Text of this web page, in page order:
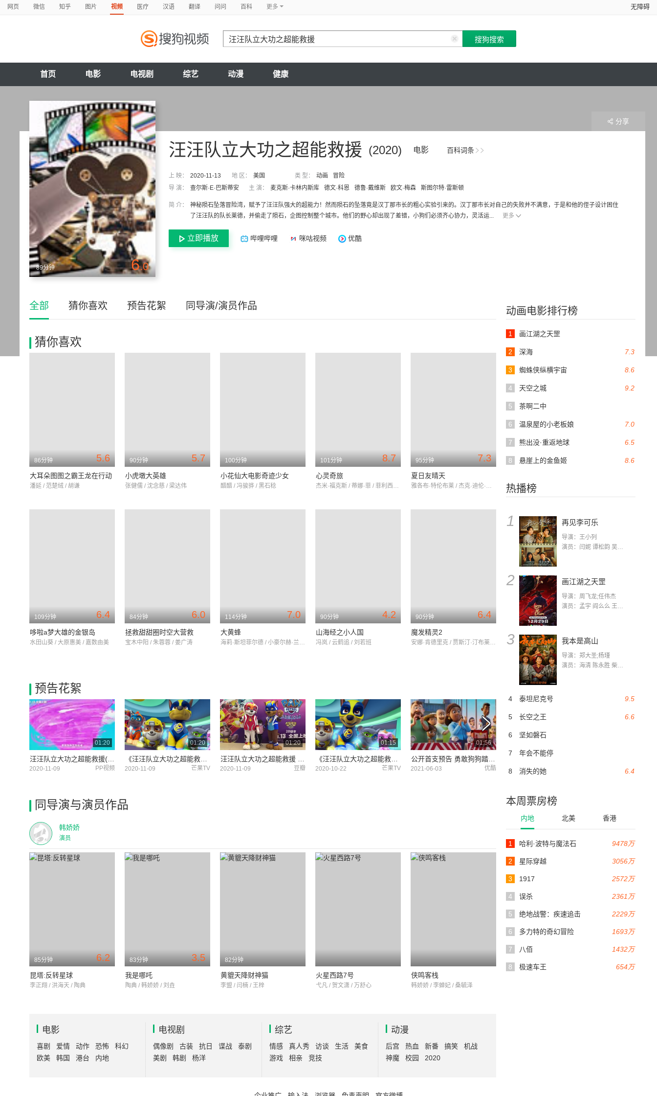
网页 微信 知乎 图片 视频 医疗 汉语 翻译 问问 百科 更多 无障碍
首页 电影 电视剧 综艺 动漫 健康
89分钟 6.0
百科词条
(2020) 电影
汪汪队立大功之超能救援
上 映： 2020-11-13 地 区： 美国 类 型： 动画
冒险
导 演：
查尔斯·E·巴斯蒂安 主 演： 麦克斯·卡林内斯库 德文·科恩 德鲁·戴维斯 欧文·梅森 斯图尔特·雷斯顿
简 介：
神秘陨石坠落冒险湾，赋予了汪汪队强大的超能力！然而陨石的坠落竟是汉丁那市长的粗心实验引来的。汉丁那市长对自己的失败并不满意，于是和他的侄子设计困住
了汪汪队的队长莱德，并偷走了陨石，企图控制整个城市。他们的野心却出现了差错，小狗们必须齐心协力，灵活运...
更多
立即播放 哔哩哔哩 咪咕视频 优酷
分享
动画电影排行榜
1 画江湖之天罡
7.3
2 深海
8.6
3 蜘蛛侠纵横宇宙
9.2
4 天空之城
5 茶啊二中
7.0
6 温泉屋的小老板娘
6.5
7 熊出没·重返地球
8.6
8 悬崖上的金鱼姬
热播榜
1 再见李可乐
导演：王小列
演员：闫妮 谭松韵 吴京 蒋龙 赵小棠 冯雷 李虎城 平安 小七 小可乐
2 画江湖之天罡
导演：周飞龙;任伟杰
演员：孟宇 阎么么 王凯 郭政建 阎萌萌 杨默 高枫 齐斯伽 刘芊含 马程
3 我本是高山
导演：郑大圣;杨瑾
演员：海清 陈永胜 柴烨 王玥婷 万国鹏 美朵达瓦 赵瑞婷 罗解艳 郭莉娜 潘家艳
9.5
4 泰坦尼克号
6.6
5 长空之王
6 坚如磐石
7 年会不能停
6.4
8 消失的她
本周票房榜
内地 北美 香港
9478万
1 哈利·波特与魔法石
3056万
2 星际穿越
2572万
3 1917
2361万
4 误杀
2229万
5 绝地战警：疾速追击
1693万
6 多力特的奇幻冒险
1432万
7 八佰
654万
8 极速车王
全部 猜你喜欢 预告花絮 同导演/演员作品
猜你喜欢
5.6
86分钟
大耳朵图图之霸王龙在行动
潘延 / 范楚绒 / 胡谦
5.7
90分钟
小虎墩大英雄
张健儒 / 沈念慈 / 梁达伟
100分钟
小花仙大电影奇迹少女
醋醋 / 冯骏骅 / 黑石稔
8.7
101分钟
心灵奇旅
杰米·福克斯 / 蒂娜·菲 / 菲利西亚·拉斯海德
7.3
95分钟
夏日友晴天
雅各布·特伦布莱 / 杰克·迪伦·格雷泽 / 艾玛·伯曼
6.4
109分钟
哆啦a梦大雄的金银岛
水田山葵 / 大原惠美 / 嘉数由美
6.0
84分钟
拯救甜甜圈时空大营救
宝木中阳 / 朱蓉蓉 / 姜广涛
7.0
114分钟
大黄蜂
海莉·斯坦菲尔德 / 小豪尔赫·兰登伯格 / 约翰·塞纳
4.2
90分钟
山海经之小人国
冯岚 / 云鹤追 / 刘若班
6.4
90分钟
魔发精灵2
安娜·肯德里克 / 贾斯汀·汀布莱克 / 蕾切尔·布鲁姆
预告花絮
01:20
2020-11-09 PP视频
01:20
2020-11-09 芒果TV
01:20
2020-11-09 豆瓣
01:15
2020-10-22 芒果TV
01:56
2021-06-03 优酷
汪汪队立大功 口碑视频
2020-11-09 2020-11-09
同导演与演员作品
韩娇娇
演员
6.2
85分钟
昆塔:反转星球
李正翔 / 洪海天 / 陶典
3.5
83分钟
我是哪吒
陶典 / 韩娇娇 / 刘垚
82分钟
黄貔天降财神猫
李盟 / 闫楠 / 王梓
火星西路7号
弋凡 / 贺文潇 / 万舒心
侠鸣客栈
韩娇娇 / 李蝉妃 / 桑毓泽
电影
喜剧 爱情 动作 恐怖
科幻
欧美
韩国 港台 内地
电视剧
偶像剧 古装 抗日 谍战
泰剧
美剧
韩剧 杨洋
综艺
情感 真人秀 访谈 生活
美食
游戏
相亲 竞技
动漫
后宫 热血 新番 搞笑
机战
神魔
校园 2020